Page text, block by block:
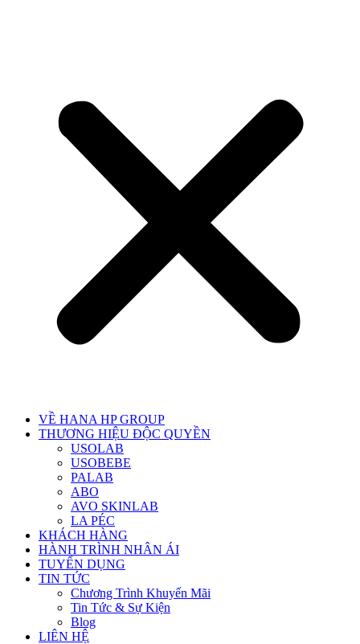
VỀ HANA HP GROUP
THƯƠNG HIỆU ĐỘC QUYỀN
USOLAB
USOBEBE
PALAB
ABO
AVO SKINLAB
LA PÉC
KHÁCH HÀNG
HÀNH TRÌNH NHÂN ÁI
TUYỂN DỤNG
TIN TỨC
Chương Trình Khuyến Mãi
Tin Tức & Sự Kiện
Blog
LIÊN HỆ